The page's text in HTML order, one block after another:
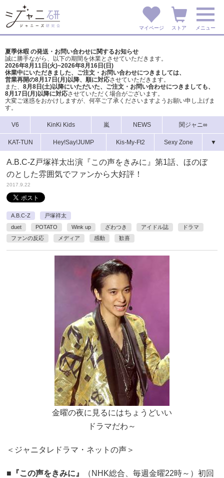
マイページ ストア メニュー
夏季休暇 の発送・お問い合わせに関するお知らせ
誠に勝手ながら、以下の期間を休業とさせていただきます。
2026年8月11日(火)~2026年8月16日(日)
休業中にいただきました、ご注文・お問い合わせにつきましては、
営業再開の8月17日(月)以降、順に対応させていただきます。
また、 8月8日(土)以降にいただいた、ご注文・ お問い合わせにつきましても、
8月17日(月)以降に対応させていただく場合がございます。
大変ご迷惑をおかけしますが、 何卒ご了承くださいますようお願い申し上げま
す。
V6 KinKi Kids 嵐 NEWS 関ジャニ∞
KAT-TUN Hey!Say!JUMP Kis-My-Ft2 Sexy Zone ▼
A.B.C-Z戸塚祥太出演『この声をきみに』第1話、ほのぼ
のとした雰囲気でファンから大好評！
2017.9.22
A.B.C-Z
戸塚祥太
duet
POTATO Wink up ざわつき アイドル誌
ドラマ
ファンの反応
メディア 感動 歓喜
金曜の夜に見るにはちょうどいい
ドラマだわ～
＜ジャニタレドラマ・ネットの声＞
■ 『この声をきみに』
（NHK総合、毎週金曜22時～）初回